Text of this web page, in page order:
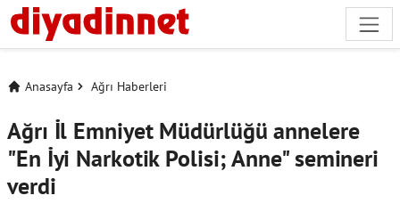
Anasayfa Ağrı Haberleri
Ağrı İl Emniyet Müdürlüğü annelere
"En İyi Narkotik Polisi; Anne" semineri
verdi